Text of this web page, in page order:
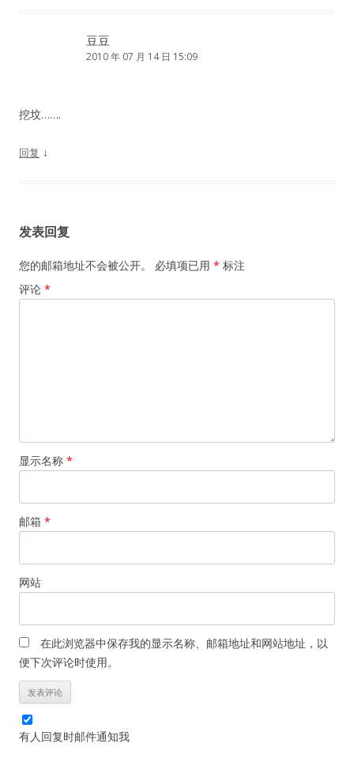
豆豆
2010 年 07 月 14 日 15:09
挖坟…….
回复 ↓
发表回复
您的邮箱地址不会被公开。 必填项已用 * 标注
评论 *
显示名称 *
邮箱 *
网站
在此浏览器中保存我的显示名称、邮箱地址和网站地址，以
便下次评论时使用。
有人回复时邮件通知我